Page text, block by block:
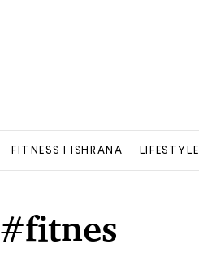
FITNESS I ISHRANA LIFESTYLE
#fitnes